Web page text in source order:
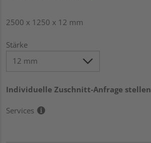
2500 x 1250 x 12 mm
Stärke
Individuelle Zuschnitt-Anfrage stellen
Services